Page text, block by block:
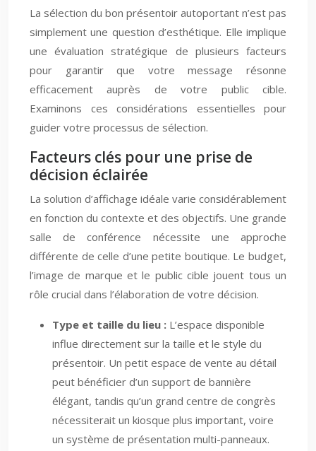
La sélection du bon présentoir autoportant n’est pas
simplement une question d’esthétique. Elle implique
une évaluation stratégique de plusieurs facteurs
pour garantir que votre message résonne
efficacement auprès de votre public cible.
Examinons ces considérations essentielles pour
guider votre processus de sélection.
Facteurs clés pour une prise de
décision éclairée
La solution d’affichage idéale varie considérablement
en fonction du contexte et des objectifs. Une grande
salle de conférence nécessite une approche
différente de celle d’une petite boutique. Le budget,
l’image de marque et le public cible jouent tous un
rôle crucial dans l’élaboration de votre décision.
Type et taille du lieu : L’espace disponible
influe directement sur la taille et le style du
présentoir. Un petit espace de vente au détail
peut bénéficier d’un support de bannière
élégant, tandis qu’un grand centre de congrès
nécessiterait un kiosque plus important, voire
un système de présentation multi-panneaux.